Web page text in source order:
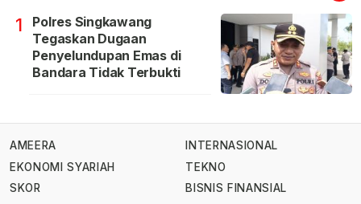
1
Polres Singkawang
Tegaskan Dugaan
Penyelundupan Emas di
Bandara Tidak Terbukti
AMEERA
EKONOMI SYARIAH
SKOR
INTERNASIONAL
TEKNO
BISNIS FINANSIAL